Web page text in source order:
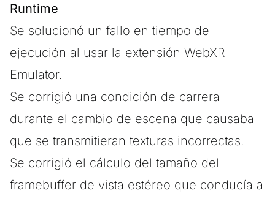
Runtime
Se solucionó un fallo en tiempo de
ejecución al usar la extensión WebXR
Emulator.
Se corrigió una condición de carrera
durante el cambio de escena que causaba
que se transmitieran texturas incorrectas.
Se corrigió el cálculo del tamaño del
framebuffer de vista estéreo que conducía a